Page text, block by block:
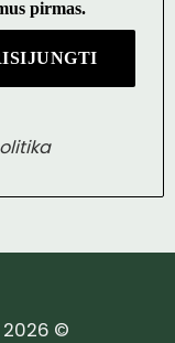
pirmas.
©